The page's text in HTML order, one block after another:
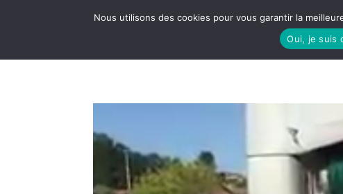
LE STUDIO
Nous utilisons des cookies pour vous garantir la
Oui, je suis